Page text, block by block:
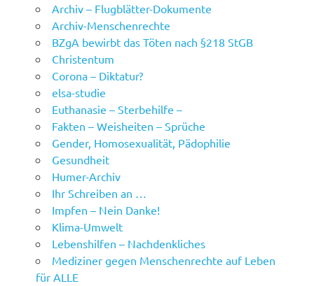
Archiv – Flugblätter-Dokumente
Archiv-Menschenrechte
BZgA bewirbt das Töten nach §218 StGB
Christentum
Corona – Diktatur?
elsa-studie
Euthanasie – Sterbehilfe –
Fakten – Weisheiten – Sprüche
Gender, Homosexualität, Pädophilie
Gesundheit
Humer-Archiv
Ihr Schreiben an …
Impfen – Nein Danke!
Klima-Umwelt
Lebenshilfen – Nachdenkliches
Mediziner gegen Menschenrechte auf Leben
für ALLE